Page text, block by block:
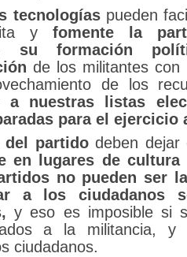
tecnologías pueden
y fomente la
su formación
de los militantes
de los
a nuestras listas
para el ejercicio
del partido deben dejar
en lugares de
no pueden ser
a los ciudadanos
y eso es imposible si
a la militancia,
ciudadanos.